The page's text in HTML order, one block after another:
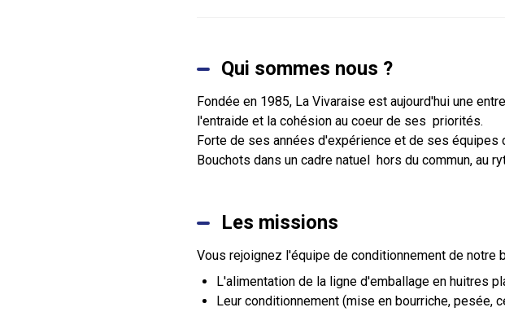
Qui sommes nous ?
Fondée en 1985, La Vivaraise est aujourd'hui une
l'entraide et la cohésion au coeur de ses priorités.
Forte de ses années d'expérience et de ses
Bouchots dans un cadre natuel hors du commun, au
Les missions
Vous rejoignez l'équipe de conditionnement de notre
L'alimentation de la ligne d'emballage en huitres
Leur conditionnement (mise en bourriche, pesée,